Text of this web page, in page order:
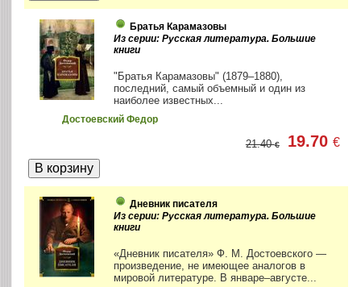
Братья Карамазовы
Из серии: Русская литература. Большие
книги
"Братья Карамазовы" (1879–1880),
последний, самый объемный и один из
наиболее известных...
Достоевский Федор
21.40€ 19.70€
Дневник писателя
Из серии: Русская литература. Большие
книги
«Дневник писателя» Ф. М. Достоевского —
произведение, не имеющее аналогов в
мировой литературе. В январе–августе...